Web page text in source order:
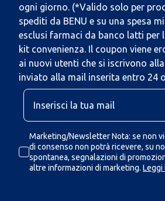
ogni giorno. (*Valido solo per
spediti da BENU e su una spesa
esclusi farmaci da banco latti per
kit convenienza. Il coupon viene
ai nuovi utenti che si iscrivono
inviato alla mail inserita entro 24
Marketing/Newsletter Nota: se non
di consenso non potrà ricevere, su
spontanea, segnalazioni di
altre informazioni di marketing. Leggi